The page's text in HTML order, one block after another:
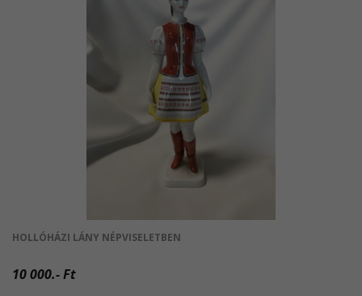
HOLLÓHÁZI LÁNY NÉPVISELETBEN
10 000.- Ft